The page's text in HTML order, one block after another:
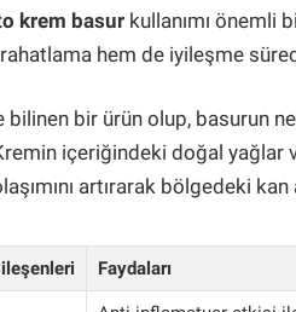
krem basur kullanımı önemli
hem de iyileşme
bir ürün olup, basurun
içeriğindeki doğal
artırarak bölgedeki kan
Faydaları